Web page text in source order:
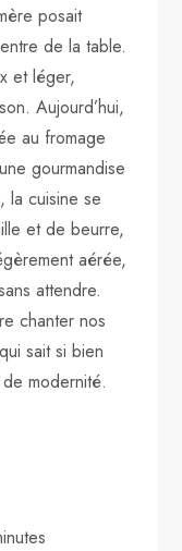
posait
de la table.
et léger,
Aujourd’hui,
au fromage
gourmandise
la cuisine se
et de beurre,
aérée,
attendre.
chanter nos
sait si bien
modernité.